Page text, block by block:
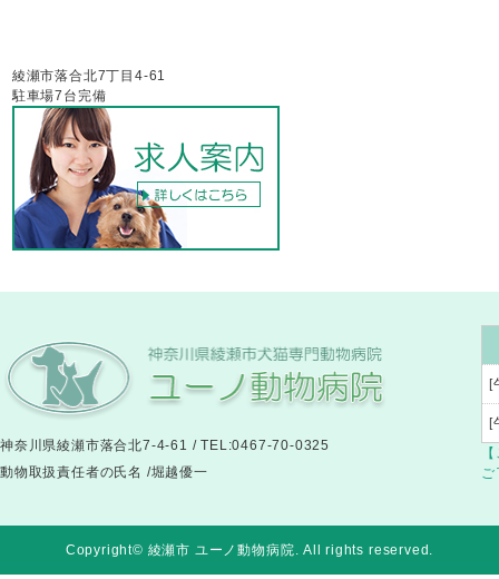
綾瀬市落合北7丁目4-61
駐車場7台完備
神奈川県綾瀬市落合北7-4-61 / TEL:0467-70-0325
動物取扱責任者の氏名 /堀越優一
[
[
ご
Copyright© 綾瀬市 ユーノ動物病院. All rights reserved.